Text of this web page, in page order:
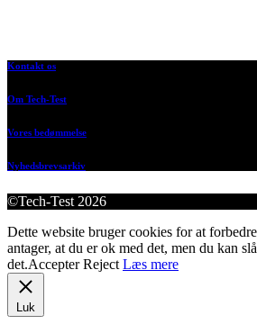
Kontakt os
Om Tech-Test
Vores bedømmelse
Nyhedsbrevsarkiv
©Tech-Test 2026
Dette website bruger cookies for at
antager, at du er ok med det, men du kan
det.Accepter Reject Læs mere
Luk